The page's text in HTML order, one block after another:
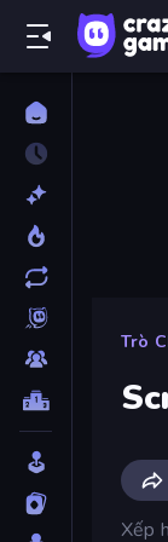
Trò
Xếp